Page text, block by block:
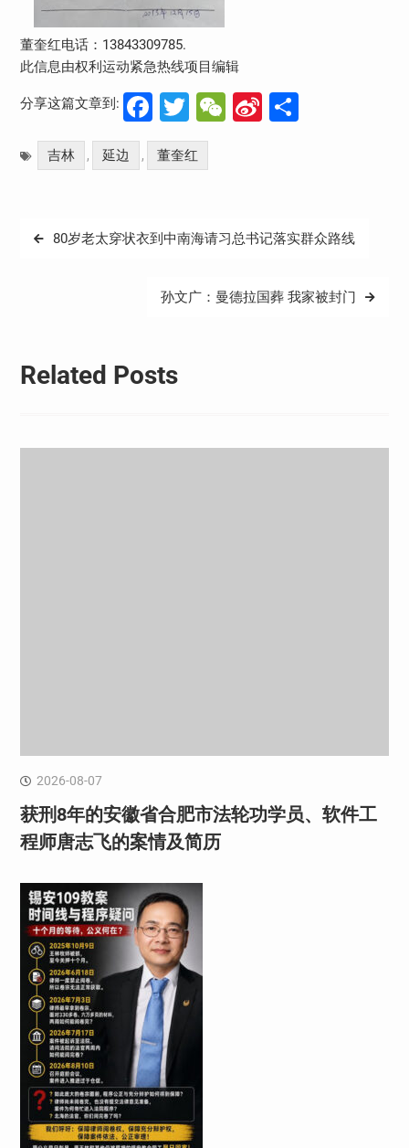
董奎红电话：13843309785.
此信息由权利运动紧急热线项目编辑
分享这篇文章到: Facebook
Twitter
WeChat
Sina分
吉林 , 延边 , 董奎红
文
80岁老太穿状衣到中南海请习总书记落实群众路线
孙文广：曼德拉国葬 我家被封门
Related Posts
2026-08-07
获刑8年的安徽省合肥市法轮功学员、软件工
程师唐志飞的案情及简历